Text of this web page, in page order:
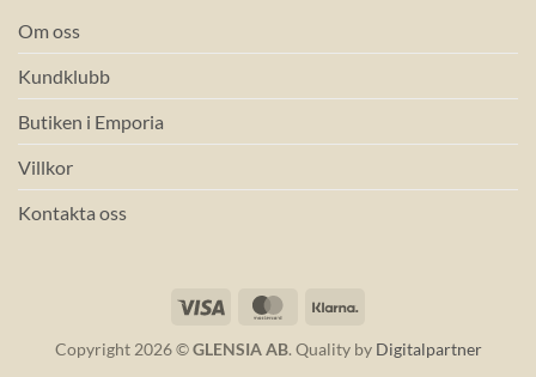
Om oss
Kundklubb
Butiken i Emporia
Villkor
Kontakta oss
Visa MasterCard
Copyright 2026 ©GLENSIA AB. Quality by Digitalpartner